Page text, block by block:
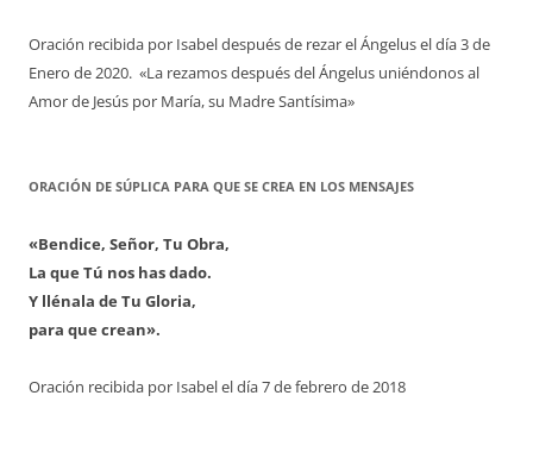
Oración recibida por Isabel después de rezar el Ángelus el día 3 de
Enero de 2020. «La rezamos después del Ángelus uniéndonos al
Amor de Jesús por María, su Madre Santísima»
ORACIÓN DE SÚPLICA PARA QUE SE CREA EN LOS MENSAJES
«Bendice, Señor, Tu Obra,
La que Tú nos has dado.
Y llénala de Tu Gloria,
para que crean».
Oración recibida por Isabel el día 7 de febrero de 2018